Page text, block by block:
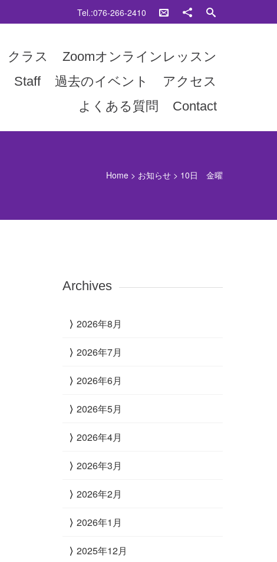
Tel.:076-266-2410
クラス
Zoomオンラインレッスン
Staff 過去のイベント
アクセス
よくある質問
Contact
Home > お知らせ > 10日 金曜
Archives
2026年8月
2026年7月
2026年6月
2026年5月
2026年4月
2026年3月
2026年2月
2026年1月
2025年12月